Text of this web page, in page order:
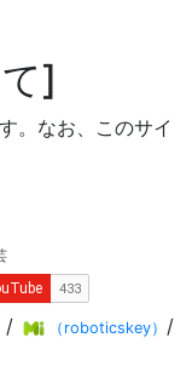
。なお、このサイ
/ （roboticskey） /